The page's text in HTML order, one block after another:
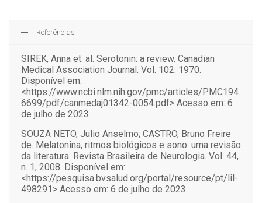
Referências
SIREK, Anna et. al. Serotonin: a review. Canadian
Medical Association Journal. Vol. 102. 1970.
Disponível em:
<https://www.ncbi.nlm.nih.gov/pmc/articles/PMC194
6699/pdf/canmedaj01342-0054.pdf> Acesso em: 6
de julho de 2023
SOUZA NETO, Julio Anselmo; CASTRO, Bruno Freire
de. Melatonina, ritmos biológicos e sono: uma revisão
da literatura. Revista Brasileira de Neurologia. Vol. 44,
n. 1, 2008. Disponível em:
<https://pesquisa.bvsalud.org/portal/resource/pt/lil-
498291> Acesso em: 6 de julho de 2023